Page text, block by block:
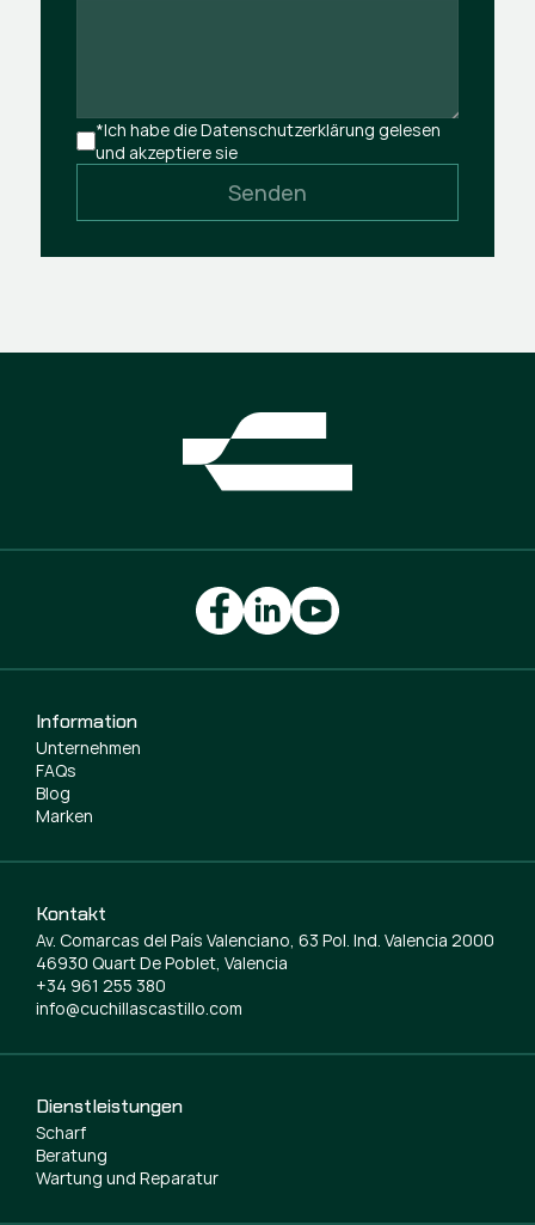
*Ich habe die Datenschutzerklärung gelesen
und akzeptiere sie
Senden
Dienstleistungen
Scharf
Beratung
Wartung und Reparatur
Information
Unternehmen
FAQs
Blog
Marken
Kontakt
Av. Comarcas del País Valenciano, 63 Pol. Ind. Valencia 2000
46930 Quart De Poblet, Valencia
+34 961 255 380
info@cuchillascastillo.com